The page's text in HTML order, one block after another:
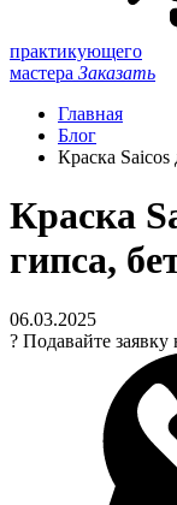
практикующего
мастера Заказать
Главная
Блог
Краска Saicos
Краска
гипса,
06.03.2025
? Подавайте заявку